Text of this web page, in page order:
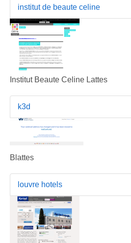
institut de beaute celine
Institut Beaute Celine Lattes
k3d
Blattes
louvre hotels